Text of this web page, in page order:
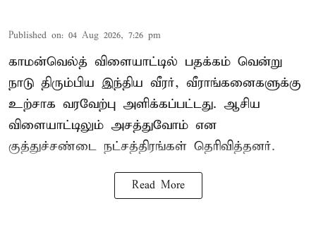
Published on: 04 Aug 2026, 7:26 pm
காமன்வெல்த் விளையாட்டில் பதக்கம் வென்று
நாடு திரும்பிய இந்திய வீரர், வீராங்கனைகளுக்கு
உற்சாக வரவேற்பு அளிக்கப்பட்டது. ஆசிய
விளையாட்டிலும் அசத்துவோம் என
குத்துச்சண்டை நட்சத்திரங்கள் தெரிவித்தனர்.
Read More